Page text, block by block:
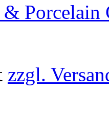
Porcelain
zzgl.